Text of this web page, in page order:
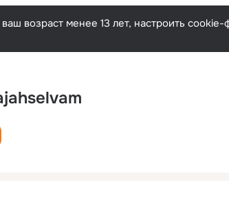
Русский
возраст менее 13 лет, настроить